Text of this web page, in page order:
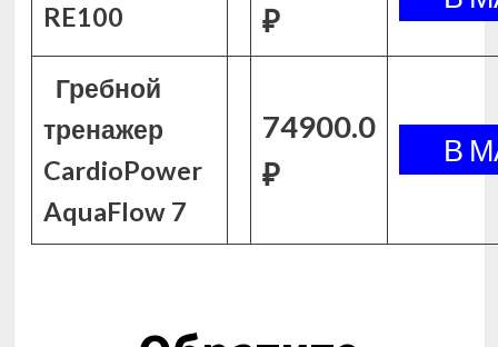
RE100
₽
Гребной
тренажер
CardioPower
AquaFlow 7
74900.0
₽